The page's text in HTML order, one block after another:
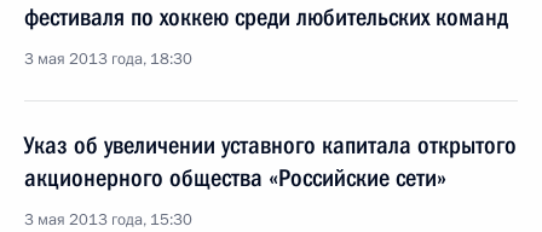
фестиваля по хоккею среди любительских команд
3 мая 2013 года, 18:30
Указ об увеличении уставного капитала открытого
акционерного общества «Российские сети»
3 мая 2013 года, 15:30